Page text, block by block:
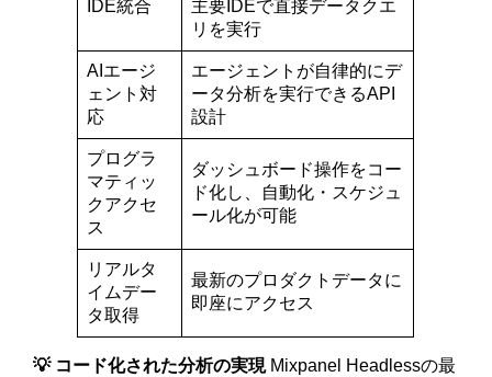
IDE統合
主要IDEで直接データクエ
リを実行
AIエージ
ェント対
応
エージェントが自律的にデ
ータ分析を実行できるAPI
設計
プログラ
マティッ
クアクセ
ス
ダッシュボード操作をコー
ド化し、自動化・スケジュ
ール化が可能
リアルタ
イムデー
タ取得
最新のプロダクトデータに
即座にアクセス
💡 コード化された分析の実現Mixpanel Headlessの最